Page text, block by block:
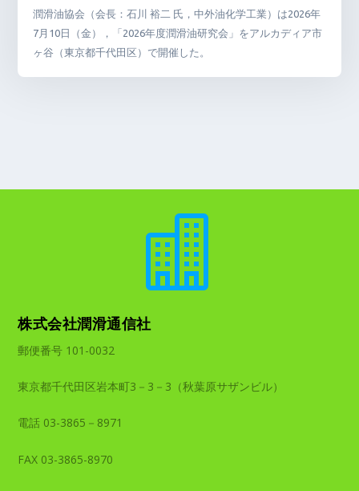
潤滑油協会（会長：石川 裕二 氏，中外油化学工業）は2026年
7月10日（金），「2026年度潤滑油研究会」をアルカディア市
ヶ谷（東京都千代田区）で開催した。

株式会社潤滑通信社
郵便番号 101-0032
東京都千代田区岩本町3－3－3（秋葉原サザンビル）
電話 03-3865－8971
FAX 03-3865-8970